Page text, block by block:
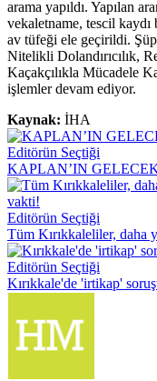
arama yapıldı. Yapılan
vekaletname, tescil kaydı
av tüfeği ele geçirildi.
Nitelikli Dolandırıcılık,
Kaçakçılıkla Mücadele
işlemler devam ediyor.
Kaynak: İHA
Editörün Seçtiği
KAPLAN’IN
Editörün Seçtiği
Tüm Kırıkkaleliler, daha
Editörün Seçtiği
Kırıkkale'de 'irtikap'